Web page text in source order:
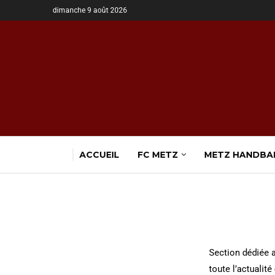
dimanche 9 août 2026
ACCUEIL FC METZ METZ
Section dédiée
toute